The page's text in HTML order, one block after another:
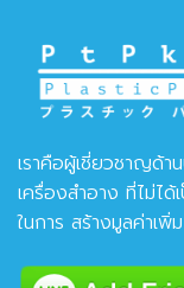
เราคือผู้เชี่ยวชาญด้
เครื่องสำอาง ที่ไม่ไ
ในการ สร้างมูลค่าเพิ่